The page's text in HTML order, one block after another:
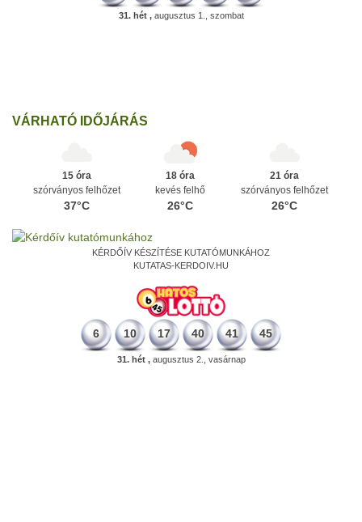
31. hét ,augusztus 1., szombat
VÁRHATÓ IDŐJÁRÁS
15 óra
szórványos felhőzet
37°C
18 óra
kevés felhő
26°C
21 óra
szórványos felhőzet
26°C
KÉRDŐÍV KÉSZÍTÉSE KUTATÓMUNKÁHOZ
KUTATAS-KERDOIV.HU
6 10 17 40 41 45
31. hét ,augusztus 2., vasárnap